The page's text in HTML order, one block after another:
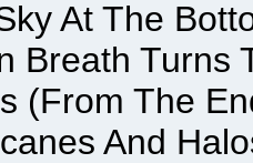
The
Turns
The End
And